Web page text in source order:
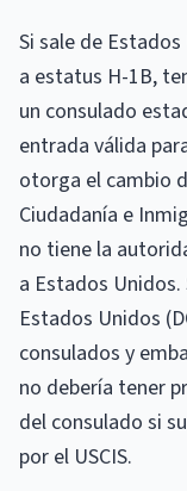
Si sale de
a estatus H-1B,
un consulado
entrada válida
otorga el cambio
Ciudadanía e
no tiene la
a Estados
Estados Unidos
consulados y
no debería tener
del consulado si
por el USCIS.